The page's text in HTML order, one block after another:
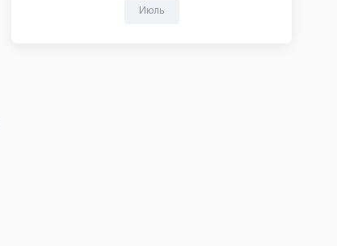
Июль